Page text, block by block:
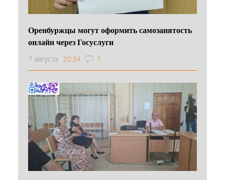
Оренбуржцы могут оформить самозанятость
онлайн через Госуслуги
7 августа 20:34 1